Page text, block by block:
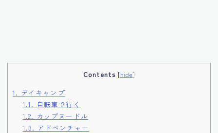
Contents [hide]
1. デイキャンプ
1.1. 自転車で行く
1.2. カップヌードル
1.3. アドベンチャー